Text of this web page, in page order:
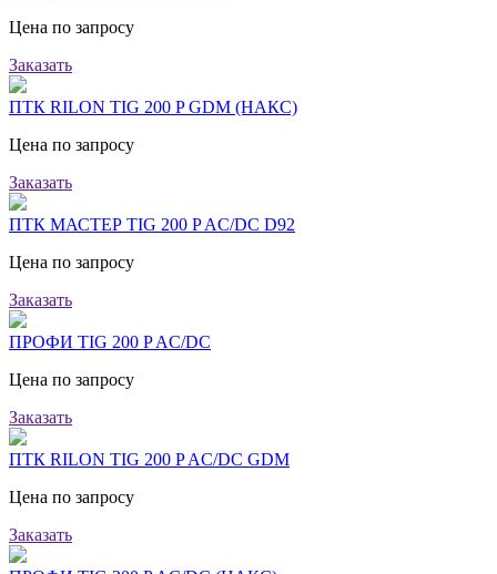
Цена по запросу
Заказать
ПТК RILON TIG 200 P GDM (НАКС)
Цена по запросу
Заказать
ПТК МАСТЕР TIG 200 P AC/DC D92
Цена по запросу
Заказать
ПРОФИ TIG 200 P AC/DC
Цена по запросу
Заказать
ПТК RILON TIG 200 P AC/DC GDM
Цена по запросу
Заказать